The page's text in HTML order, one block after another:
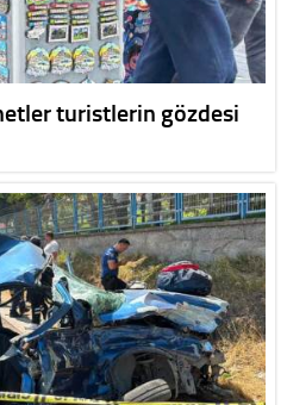
turistlerin gözdesi